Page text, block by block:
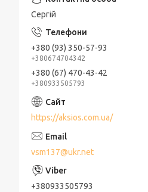
Сергій
+380 (93) 350-57-93
+380674704342
+380 (67) 470-43-42
+380933505793
https://aksios.com.ua/
vsm137@ukr.net
+380933505793